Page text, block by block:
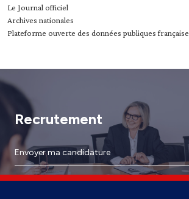
Le Journal officiel
Archives nationales
Plateforme ouverte des données publiques française
Recrutement
Envoyer ma candidature